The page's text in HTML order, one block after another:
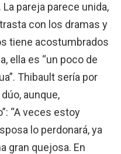
pareja parece unida,
con los dramas y
tiene acostumbrados
ella es “un poco de
Thibault sería por
aunque,
“A veces estoy
lo perdonará, ya
gran quejosa. En